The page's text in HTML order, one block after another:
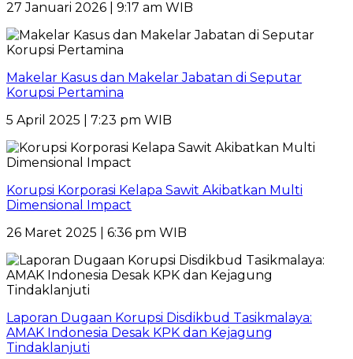
27 Januari 2026 | 9:17 am WIB
Makelar Kasus dan Makelar Jabatan di Seputar
Korupsi Pertamina
5 April 2025 | 7:23 pm WIB
Korupsi Korporasi Kelapa Sawit Akibatkan Multi
Dimensional Impact
26 Maret 2025 | 6:36 pm WIB
Laporan Dugaan Korupsi Disdikbud Tasikmalaya:
AMAK Indonesia Desak KPK dan Kejagung
Tindaklanjuti